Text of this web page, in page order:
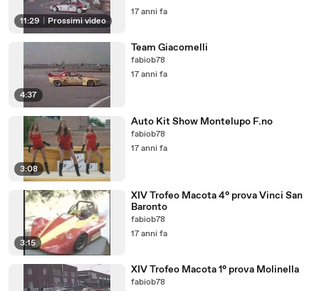
11:29 Prossimi video
17 anni fa
4:37
Team Giacomelli
fabiob78
17 anni fa
3:08
Auto Kit Show Montelupo F.no
fabiob78
17 anni fa
3:15
XIV Trofeo Macota 4° prova Vinci San
Baronto
fabiob78
17 anni fa
XIV Trofeo Macota 1° prova Molinella
fabiob78